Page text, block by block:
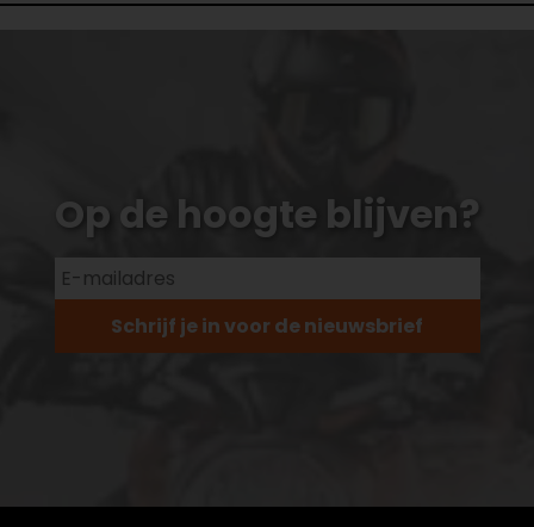
Op de hoogte blijven?
Schrijf je in voor de nieuwsbrief